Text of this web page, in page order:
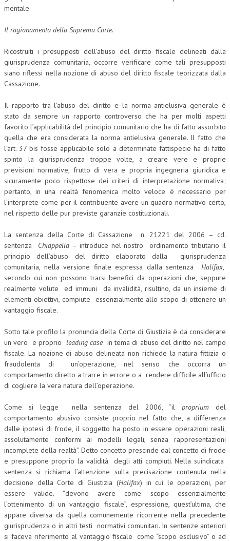
mentale.
Il ragionamento della Suprema Corte.
Ricostruiti i presupposti dell’abuso del diritto fiscale delineati dalla
giurisprudenza comunitaria, occorre verificare come tali presupposti
siano riflessi nella nozione di abuso del diritto fiscale teorizzata dalla
Cassazione.
Il rapporto tra l’abuso del diritto e la norma antielusiva generale è
stato da sempre un rapporto controverso che ha per molti aspetti
favorito l’applicabilità del principio comunitario che ha di fatto assorbito
quella che era considerata la norma antielusiva generale. Il fatto che
l’art. 37 bis fosse applicabile solo a determinate fattispecie ha di fatto
spinto la giurisprudenza troppe volte, a creare vere e proprie
previsioni normative, frutto di vera e propria ingegneria giuridica e
sicuramente poco rispettose dei criteri di interpretazione normativa;
pertanto, in una realtà fenomenica molto veloce è necessario per
l’interprete come per il contribuente avere un quadro normativo certo,
nel rispetto delle pur previste garanzie costituzionali.
La sentenza della Corte di Cassazione n. 21221 del 2006 – cd.
sentenza Chiappella– introduce nel nostro ordinamento tributario il
principio dell’abuso del diritto elaborato dalla giurisprudenza
comunitaria, nella versione finale espressa dalla sentenza Halifax,
secondo cui non possono trarsi benefici da operazioni che, seppure
realmente volute ed immuni da invalidità, risultino, da un insieme di
elementi obiettivi, compiute essenzialmente allo scopo di ottenere un
vantaggio fiscale.
Sotto tale profilo la pronuncia della Corte di Giustizia è da considerare
un vero e proprio leading casein tema di abuso del diritto nel campo
fiscale. La nozione di abuso delineata non richiede la natura fittizia o
fraudolenta di un’operazione, nel senso che occorra un
comportamento diretto a trarre in errore o a rendere difficile all’ufficio
di cogliere la vera natura dell’operazione.
Come si legge nella sentenza del 2006, “il proprium del
comportamento abusivo consiste proprio nel fatto che, a differenza
dalle ipotesi di frode, il soggetto ha posto in essere operazioni reali,
assolutamente conformi ai modelli legali, senza rappresentazioni
incomplete della realtà”. Detto concetto prescinde dal concetto di frode
e presuppone proprio la validità degli atti compiuti. Nella suindicata
sentenza si richiama l’attenzione sulla precisazione contenuta nella
decisione della Corte di Giustizia (Halifax) in cui le operazioni, per
essere valide. “devono avere come scopo essenzialmente
l’ottenimento di un vantaggio fiscale”, espressione, quest’ultima, che
appare diversa da quella comunemente ricorrente nella precedente
giurisprudenza o in altri testi normativi comunitari. In sentenze anteriori
si faceva riferimento al vantaggio fiscale come “scopo esclusivo” o ad